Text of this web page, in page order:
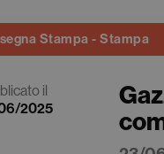
Stampa - Stampa
il
2025